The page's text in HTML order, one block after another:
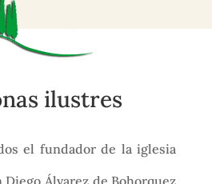
ilustres
el fundador de la iglesia
Álvarez de Bohorquez